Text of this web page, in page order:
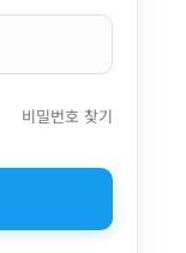
비밀번호 찾기